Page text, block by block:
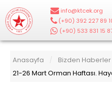
info@ktcek.org
(+90) 392 227 89
(+90) 533 831 15
Anasayfa / Bizden Haberler
21-26 Mart Orman Haftası.